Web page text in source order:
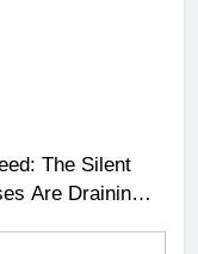
The Silent
Are Draining